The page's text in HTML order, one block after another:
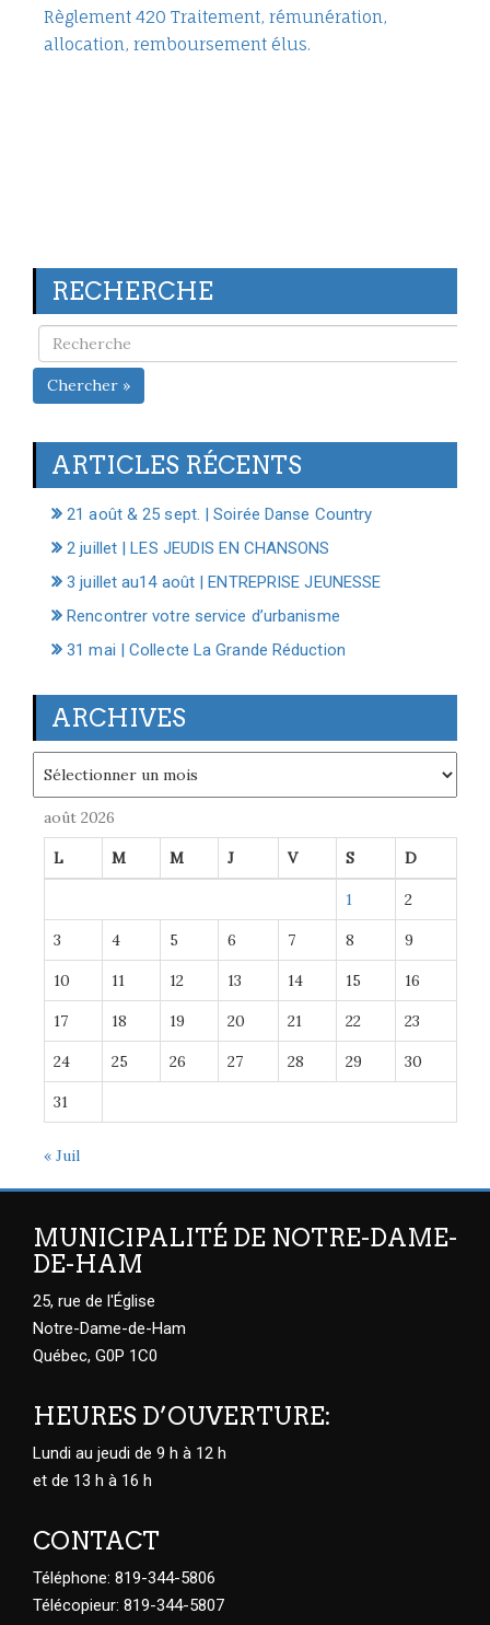
Règlement 420 Traitement, rémunération,
allocation, remboursement élus.
RECHERCHE
Chercher »
ARTICLES RÉCENTS
21 août & 25 sept. | Soirée Danse Country
2 juillet | LES JEUDIS EN CHANSONS
3 juillet au14 août | ENTREPRISE JEUNESSE
Rencontrer votre service d’urbanisme
31 mai | Collecte La Grande Réduction
ARCHIVES
août 2026
L M M J V S D
1 2
3 4 5 6 7 8 9
10 11 12 13 14 15 16
17 18 19 20 21 22 23
24 25 26 27 28 29 30
31
« Juil
MUNICIPALITÉ DE NOTRE-DAME-
DE-HAM
25, rue de l'Église
Notre-Dame-de-Ham
Québec, G0P 1C0
HEURES D’OUVERTURE:
Lundi au jeudi de 9 h à 12 h
et de 13 h à 16 h
CONTACT
Téléphone: 819-344-5806
Télécopieur: 819-344-5807